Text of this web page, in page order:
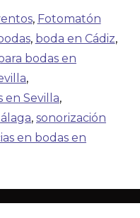
, Fotomatón
, boda en Cádiz,
bodas en
,
Sevilla,
, sonorización
en bodas en